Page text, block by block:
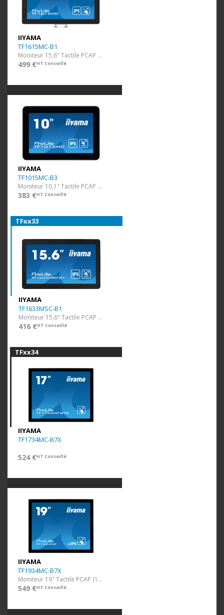
IIYAMA
TF1615MC-B1
Moniteur 15,6" Tactile PCAP (1920x1080)
499 €HT Conseillé
IIYAMA
TF1015MC-B3
Moniteur 10,1" Tactile PCAP (1280x800)
383 €HT Conseillé
TFxx33
IIYAMA
TF1633MSC-B1
Moniteur 15,6" Tactile PCAP (1920x1080)
416 €HT Conseillé
TFxx34
IIYAMA
TF1734MC-B7X
524 €HT Conseillé
IIYAMA
TF1934MC-B7X
Moniteur 19" Tactile PCAP (1280x1024)
549 €HT Conseillé